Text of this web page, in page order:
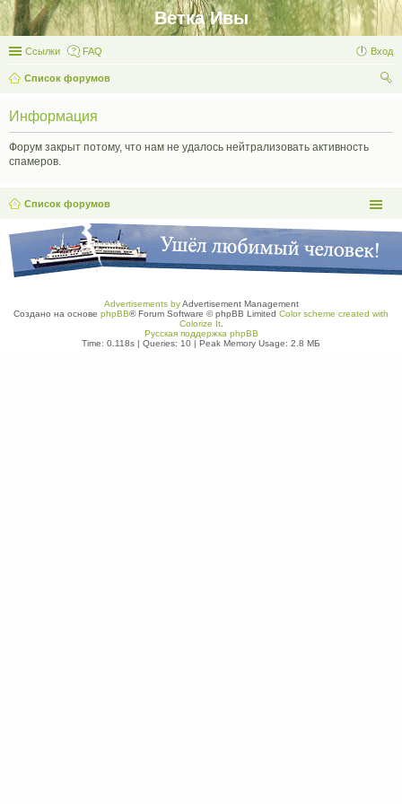
Ветка Ивы
Ссылки FAQ Вход
Список форумов
Информация
Форум закрыт потому, что нам не удалось нейтрализовать активность
спамеров.
Список форумов
Advertisements byAdvertisement Management
Создано на основе phpBB® Forum Software © phpBB Limited Color scheme created with
Colorize It.
Русская поддержка phpBB
Time: 0.118s | Queries: 10 | Peak Memory Usage: 2.8 МБ